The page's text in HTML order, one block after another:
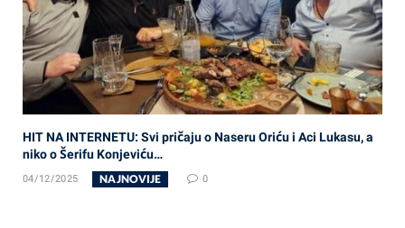
HIT NA INTERNETU: Svi pričaju o Naseru Oriću i Aci Lukasu, a
niko o Šerifu Konjeviću…
04/12/2025 NAJNOVIJE 0